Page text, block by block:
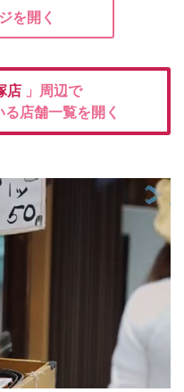
を開く
店 」周辺で
店舗一覧を開く